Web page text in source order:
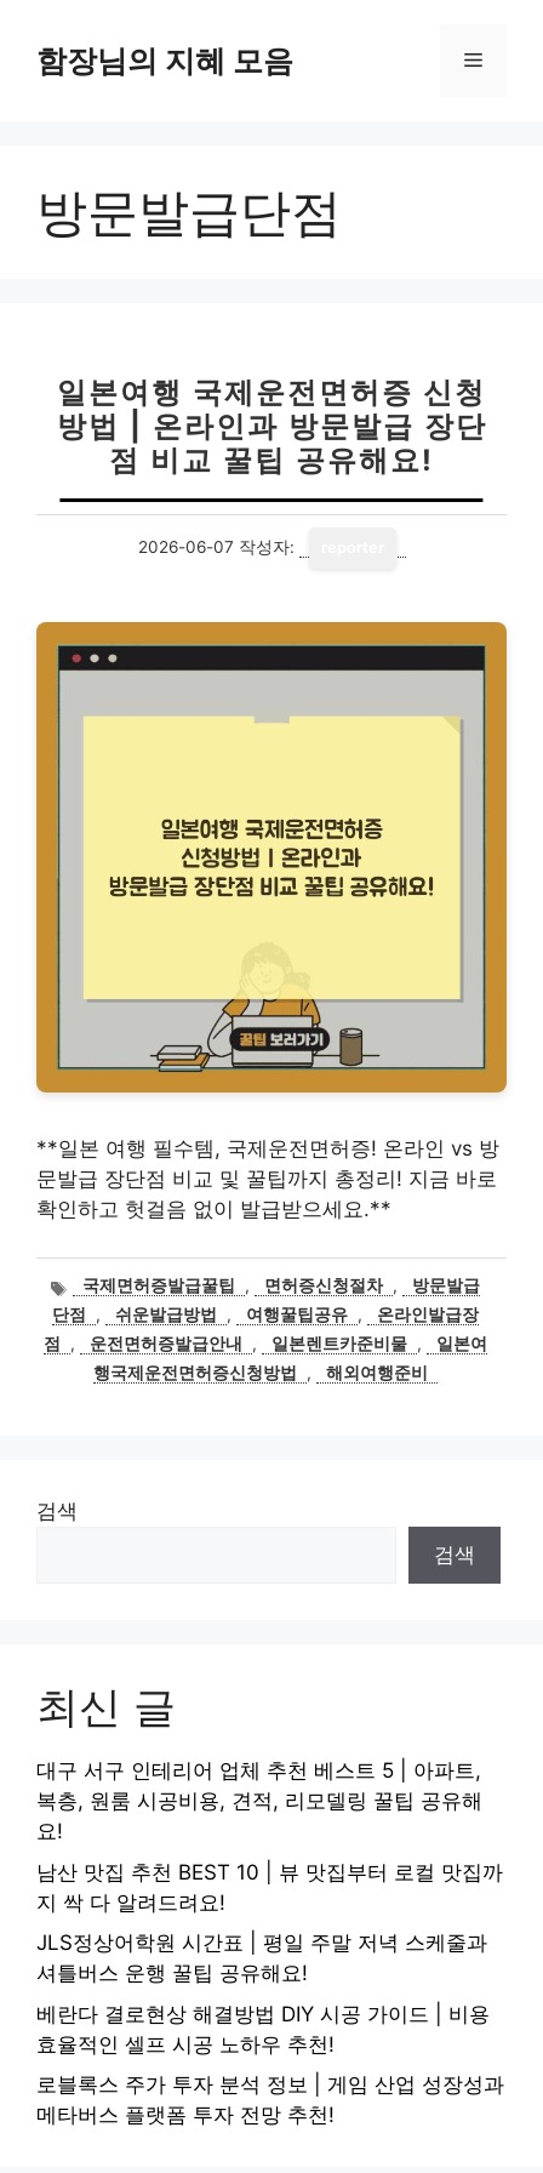
함장님의 지혜 모음 메
방문발급단점
일본여행 국제운전면허증 신청
방법 | 온라인과 방문발급 장단
점 비교 꿀팁 공유해요!
2026-06-07 작성자:
**일본 여행 필수템, 국제운전면허증! 온라인 vs 방
문발급 장단점 비교 및 꿀팁까지 총정리! 지금 바로
확인하고 헛걸음 없이 발급받으세요.**
태
그
국제면허증발급꿀팁 , 면허증신청절차 ,
방문발급
단점
, 쉬운발급방법 , 여행꿀팁공유 ,
온라인발급장
점
, 운전면허증발급안내 , 일본렌트카준비물 ,
일본여
행국제운전면허증신청방법
, 해외여행준비
검색
검색
최신 글
대구 서구 인테리어 업체 추천 베스트 5 | 아파트,
복층, 원룸 시공비용, 견적, 리모델링 꿀팁 공유해
요!
남산 맛집 추천 BEST 10 | 뷰 맛집부터 로컬 맛집까
지 싹 다 알려드려요!
JLS정상어학원 시간표 | 평일 주말 저녁 스케줄과
셔틀버스 운행 꿀팁 공유해요!
베란다 결로현상 해결방법 DIY 시공 가이드 | 비용
효율적인 셀프 시공 노하우 추천!
로블록스 주가 투자 분석 정보 | 게임 산업 성장성과
메타버스 플랫폼 투자 전망 추천!